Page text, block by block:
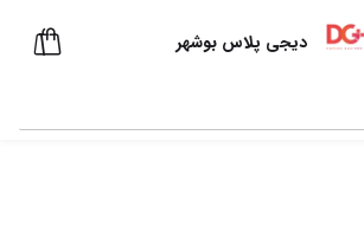
دیجی پلاس بوشهر